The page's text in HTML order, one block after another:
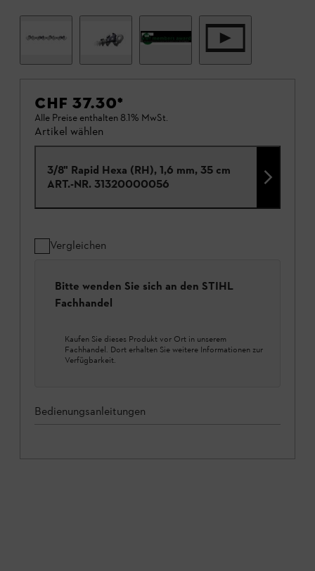
CHF 37.30*
Alle Preise enthalten 8.1% MwSt.
Artikel wählen
3/8" Rapid Hexa (RH), 1,6 mm, 35 cm
ART.-NR. 31320000056
Vergleichen
Bitte wenden Sie sich an den STIHL
Fachhandel
Kaufen Sie dieses Produkt vor Ort in unserem
Fachhandel. Dort erhalten Sie weitere Informationen zur
Verfügbarkeit.
Bedienungsanleitungen